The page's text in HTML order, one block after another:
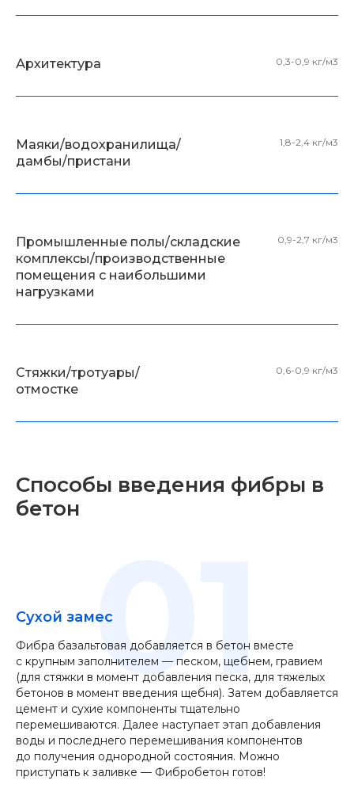
Архитектура 0,3-0,9 кг/м3
Маяки/водохранилища/
дамбы/пристани
1,8-2,4 кг/м3
Промышленные полы/складские
комплексы/производственные
помещения с наибольшими
нагрузками
0,9-2,7 кг/м3
Стяжки/тротуары/
отмостке
0,6-0,9 кг/м3
Способы введения фибры в
бетон
Сухой замес
Фибра базальтовая добавляется в бетон вместе
с крупным заполнителем — песком, щебнем, гравием
(для стяжки в момент добавления песка, для тяжелых
бетонов в момент введения щебня). Затем добавляется
цемент и сухие компоненты тщательно
перемешиваются. Далее наступает этап добавления
воды и последнего перемешивания компонентов
до получения однородной состояния. Можно
приступать к заливке — Фибробетон готов!
01